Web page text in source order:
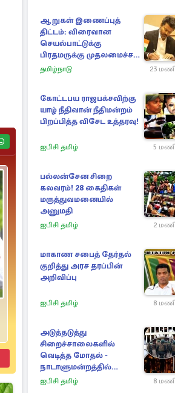
ஆறுகள் இணைப்புத்
திட்டம்: விரைவான
செயல்பாட்டுக்கு
பிரதமருக்கு முதலமைச்சர்
கடிதம்
தமிழ்நாடு 23
கோட்டபய ராஜபக்சவிற்கு
யாழ் நீதிவான் நீதிமன்றம்
பிறப்பித்த விசேட உத்தரவு!
ஐபிசி தமிழ் 5
பல்லன்சேன சிறை
கலவரம்! 28 கைதிகள்
மருத்துவமனையில்
அனுமதி
ஐபிசி தமிழ் 2
மாகாண சபைத் தேர்தல்
குறித்து அரச தரப்பின்
அறிவிப்பு
ஐபிசி தமிழ் 8
அடுத்தடுத்து
சிறைச்சாலைகளில்
வெடித்த மோதல் -
நாடாளுமன்றத்தில்
சலசலப்பு: அரசுக்கு
ஐபிசி தமிழ் 8